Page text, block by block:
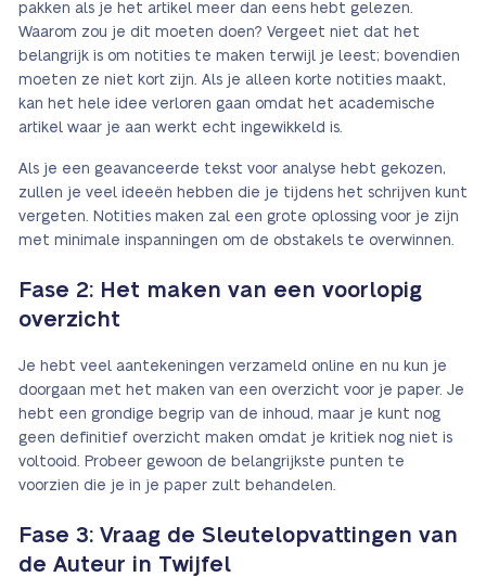
pakken als je het artikel meer dan eens hebt gelezen.
Waarom zou je dit moeten doen? Vergeet niet dat het
belangrijk is om notities te maken terwijl je leest; bovendien
moeten ze niet kort zijn. Als je alleen korte notities maakt,
kan het hele idee verloren gaan omdat het academische
artikel waar je aan werkt echt ingewikkeld is.
Als je een geavanceerde tekst voor analyse hebt gekozen,
zullen je veel ideeën hebben die je tijdens het schrijven kunt
vergeten. Notities maken zal een grote oplossing voor je zijn
met minimale inspanningen om de obstakels te overwinnen.
Fase 2: Het maken van een voorlopig
overzicht
Je hebt veel aantekeningen verzameld online en nu kun je
doorgaan met het maken van een overzicht voor je paper. Je
hebt een grondige begrip van de inhoud, maar je kunt nog
geen definitief overzicht maken omdat je kritiek nog niet is
voltooid. Probeer gewoon de belangrijkste punten te
voorzien die je in je paper zult behandelen.
Fase 3: Vraag de Sleutelopvattingen van
de Auteur in Twijfel